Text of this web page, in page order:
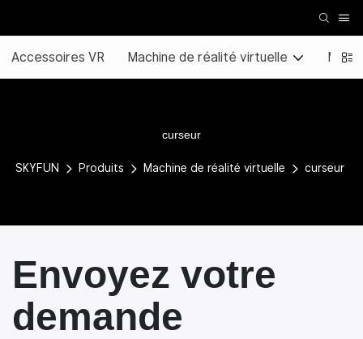
Accessoires VR Machine de réalité virtuelle
curseur
SKYFUN Produits Machine de réalité virtuelle curseur
Envoyez votre
demande